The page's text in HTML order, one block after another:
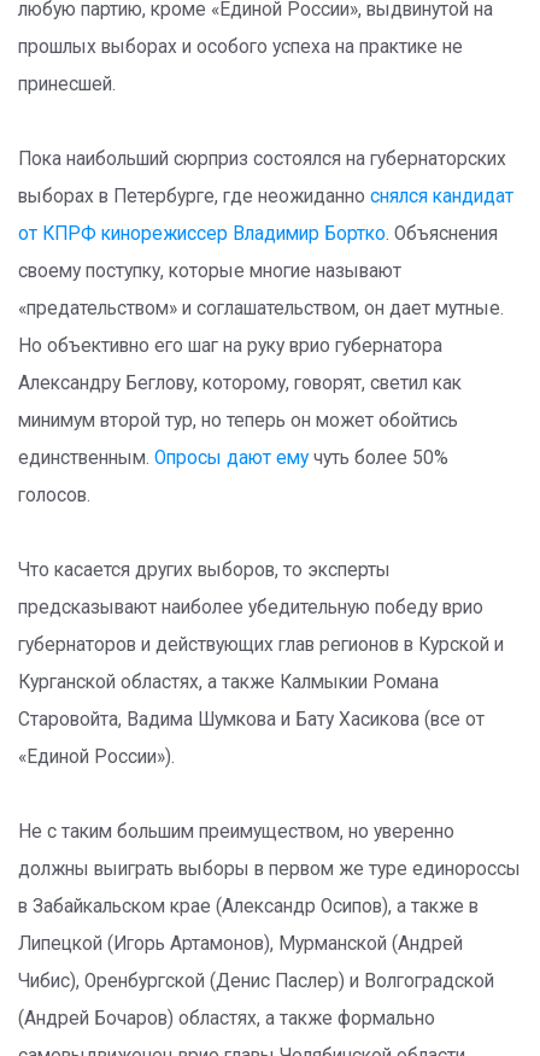
любую партию, кроме «Единой России», выдвинутой на
прошлых выборах и особого успеха на практике не
принесшей.
Пока наибольший сюрприз состоялся на губернаторских
выборах в Петербурге, где неожиданно снялся кандидат
от КПРФ кинорежиссер Владимир Бортко. Объяснения
своему поступку, которые многие называют
«предательством» и соглашательством, он дает мутные.
Но объективно его шаг на руку врио губернатора
Александру Беглову, которому, говорят, светил как
минимум второй тур, но теперь он может обойтись
единственным. Опросы дают ему чуть более 50%
голосов.
Что касается других выборов, то эксперты
предсказывают наиболее убедительную победу врио
губернаторов и действующих глав регионов в Курской и
Курганской областях, а также Калмыкии Романа
Старовойта, Вадима Шумкова и Бату Хасикова (все от
«Единой России»).
Не с таким большим преимуществом, но уверенно
должны выиграть выборы в первом же туре единороссы
в Забайкальском крае (Александр Осипов), а также в
Липецкой (Игорь Артамонов), Мурманской (Андрей
Чибис), Оренбургской (Денис Паслер) и Волгоградской
(Андрей Бочаров) областях, а также формально